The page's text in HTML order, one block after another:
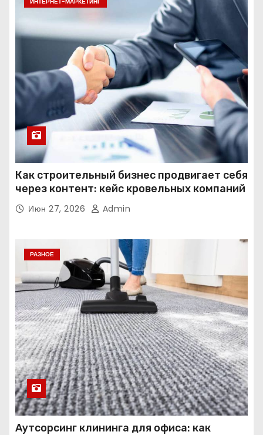
Как строительный бизнес продвигает себя
через контент: кейс кровельных компаний
Июн 27, 2026 Admin
РАЗНОЕ
Аутсорсинг клининга для офиса: как